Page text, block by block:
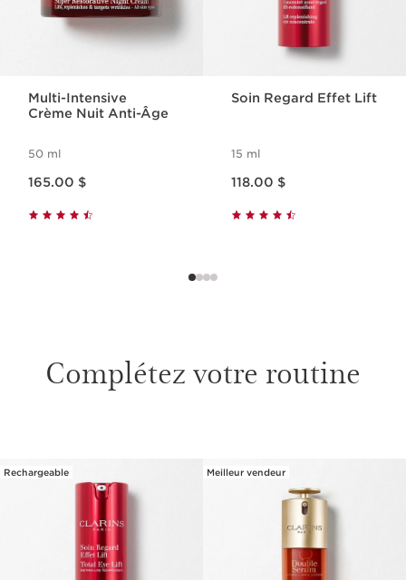
Multi-Intensive
Crème Nuit Anti-Âge
50 ml
165.00 $
Soin Regard Effet Lift
15 ml
118.00 $
Complétez votre routine
Rechargeable Meilleur vendeur